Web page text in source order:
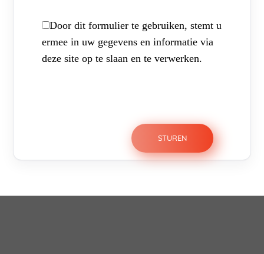
Door dit formulier te gebruiken, stemt u
ermee in uw gegevens en informatie via
deze site op te slaan en te verwerken.